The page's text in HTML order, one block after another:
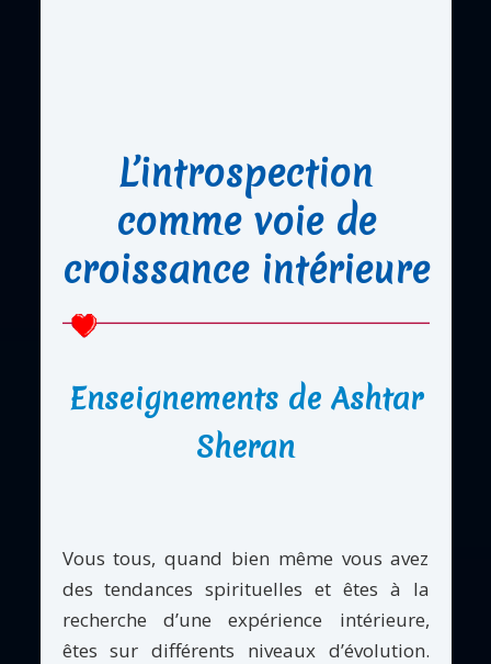
L’introspection
comme voie de
croissance intérieure
Enseignements de Ashtar
Sheran
Vous tous, quand bien même vous avez
des tendances spirituelles et êtes à la
recherche d’une expérience intérieure,
êtes sur différents niveaux d’évolution.